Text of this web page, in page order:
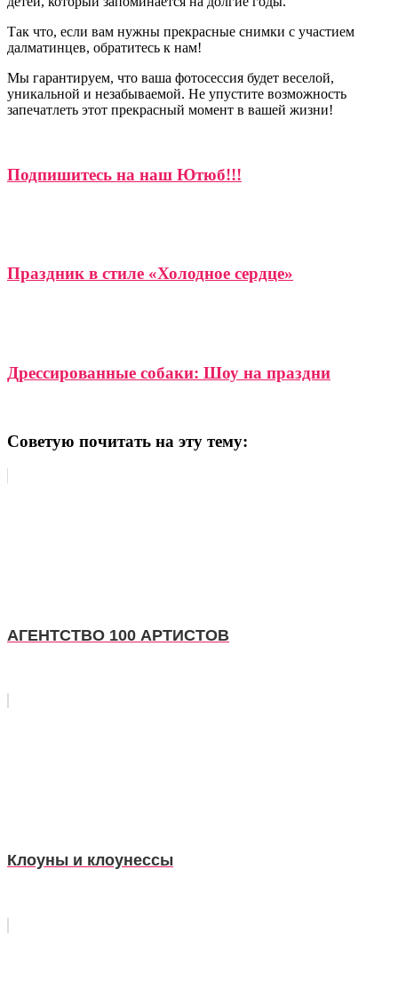
Так что, если вам нужны прекрасные снимки с участием
далматинцев, обратитесь к нам!
Мы гарантируем, что ваша фотосессия будет веселой,
уникальной и незабываемой. Не упустите возможность
запечатлеть этот прекрасный момент в вашей жизни!
Подпишитесь на наш Ютюб!!!
Праздник в стиле «Холодное сердце»
Дрессированные собаки: Шоу на праздни
Советую почитать на эту тему:
АГЕНТСТВО 100 АРТИСТОВ
Клоуны и клоунессы